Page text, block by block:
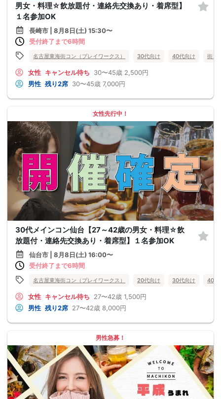
男女・料理☆飲放題付・連絡先交換あり・着席型】
１名参加OK
長崎市 | 8月8日(土) 15:30〜
受付終了まで6時間
名古屋東海街コン（プレイワークス） 30代向け 40代向け 街コ
女性 キャンセル待ち 30〜45歳 2,500円
男性 残り2席 30〜45歳 7,000円
女性先行中！
30代メインコン仙台【27～42歳の男女・料理☆飲
放題付・連絡先交換あり・着席型】１名参加OK
仙台市 | 8月8日(土) 16:00〜
受付終了まで6時間
名古屋東海街コン（プレイワークス） 20代向け 30代向け 40代
女性 キャンセル待ち 27〜42歳 1,500円
男性 残り2席 27〜42歳 8,000円
男性急募！